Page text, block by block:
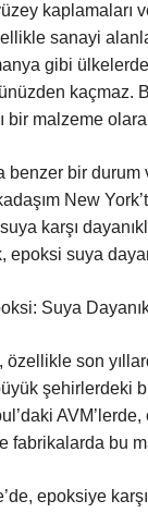
kaplamaları
sanayi
gibi
kaçmaz.
bir malzeme
benzer bir
New
karşı
epoksi suya
Suya
özellikle son
şehirlerdeki
fabrikalarda bu
epoksiye